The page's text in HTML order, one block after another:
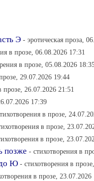
Э - эротическая проза,
в прозе, 06.08.2026 17:31
в прозе, 05.08.2026
29.07.2026 19:44
прозе, 26.07.2026 21:51
17:39
в прозе,
в прозе,
в прозе,
позже - стихотворения в
Ю - стихотворения в
в прозе, 23.07.2026